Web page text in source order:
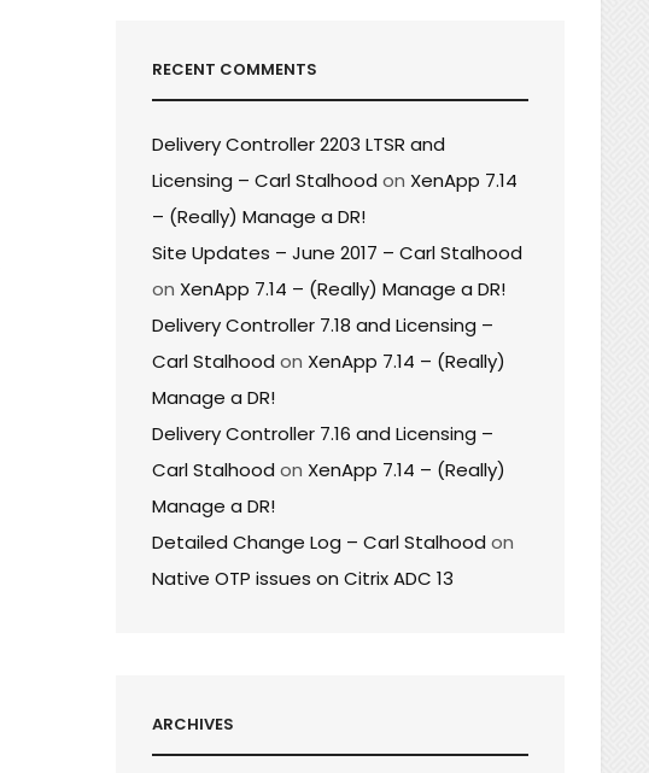
RECENT COMMENTS
Delivery Controller 2203 LTSR and
Licensing – Carl Stalhood on XenApp 7.14
– (Really) Manage a DR!
Site Updates – June 2017 – Carl Stalhood
on XenApp 7.14 – (Really) Manage a DR!
Delivery Controller 7.18 and Licensing –
Carl Stalhood on XenApp 7.14 – (Really)
Manage a DR!
Delivery Controller 7.16 and Licensing –
Carl Stalhood on XenApp 7.14 – (Really)
Manage a DR!
Detailed Change Log – Carl Stalhood on
Native OTP issues on Citrix ADC 13
ARCHIVES